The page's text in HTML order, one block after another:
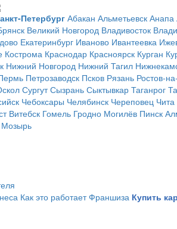
Петербург Абакан Альметьевск Анапа
Великий Новгород Владивосток
Екатеринбург Иваново Ивантеевка
Кострома Краснодар Красноярск Курган
Нижний Новгород Нижний Тагил
Петрозаводск Псков Рязань Ростов-
Сургут Сызрань Сыктывкар Таганрог
Чебоксары Челябинск Череповец Чита
Витебск Гомель Гродно Могилёв Пинск
Мозырь
Как это работает Франшиза Купить